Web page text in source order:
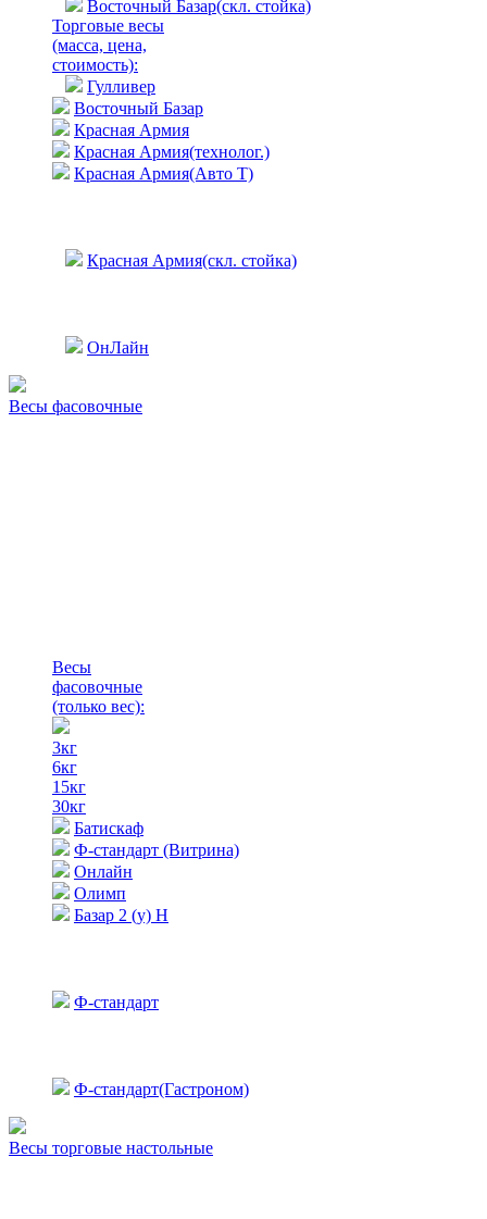
Восточный Базар(скл. стойка)
Торговые весы
(масса, цена,
стоимость):
Гулливер
Восточный Базар
Красная Армия
Красная Армия(технолог.)
Красная Армия(Авто Т)
Красная Армия(скл. стойка)
ОнЛайн
Весы фасовочные
Весы
фасовочные
(только вес):
3кг
6кг
15кг
30кг
Батискаф
Ф-стандарт (Витрина)
Онлайн
Олимп
Базар 2 (у) Н
Ф-стандарт
Ф-стандарт(Гастроном)
Весы торговые настольные